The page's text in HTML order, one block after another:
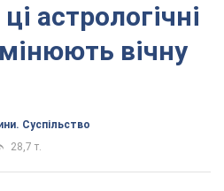
астрологічні
вічну
Суспільство
28,7 т.